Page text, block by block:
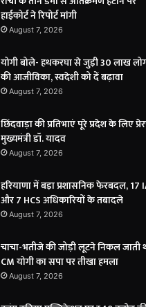
हाईकोर्ट ने रिपोर्ट मांगी
August 7, 2026
योगी बोले- हथकरघा से जुड़ी 30 लाख
की आजीविका, स्वदेशी को दें बढ़ावा
August 7, 2026
छिंदवाड़ा की प्रतिभाएं पूरे प्रदेश के लिए
मुख्यमंत्री डॉ. यादव
August 7, 2026
हरियाणा में बड़ा प्रशासनिक फेरबदल, 17
और 7 HCS अधिकारियों के तबादले
August 7, 2026
चाचा-भतीजे की जोड़ी लूटने निकल जाती
CM योगी का सपा पर तीखा हमला
August 7, 2026